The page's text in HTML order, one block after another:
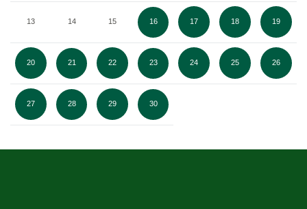
13 14 15 16 17 18 19
20 21 22 23 24 25 26
27 28 29 30